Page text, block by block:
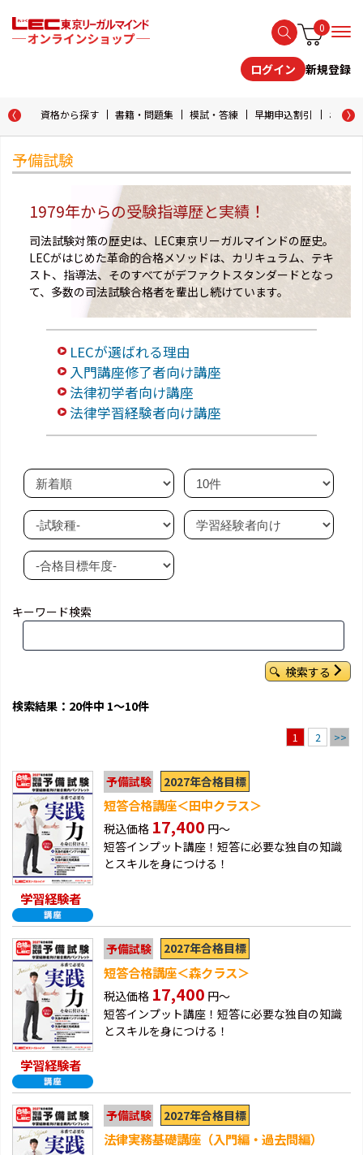
0
ログイン 新規登録
資格から探す 書籍・問題集 模試・答練 早期申込割引 おため
予備試験
1979年からの受験指導歴と実績！
司法試験対策の歴史は、LEC東京リーガルマインドの歴史。
LECがはじめた革命的合格メソッドは、カリキュラム、テキ
スト、指導法、そのすべてがデファクトスタンダードとなっ
て、多数の司法試験合格者を輩出し続けています。
LECが選ばれる理由
入門講座修了者向け講座
法律初学者向け講座
法律学習経験者向け講座
キーワード検索
検索する
検索結果：20件中 1～10件
1 2 >>
学習経験者
予備試験 2027年合格目標
短答合格講座＜田中クラス＞
税込価格 17,400 円～
短答インプット講座！短答に必要な独自の知識
とスキルを身につける！
学習経験者
予備試験 2027年合格目標
短答合格講座＜森クラス＞
税込価格 17,400 円～
短答インプット講座！短答に必要な独自の知識
とスキルを身につける！
予備試験 2027年合格目標
法律実務基礎講座（入門編・過去問編）